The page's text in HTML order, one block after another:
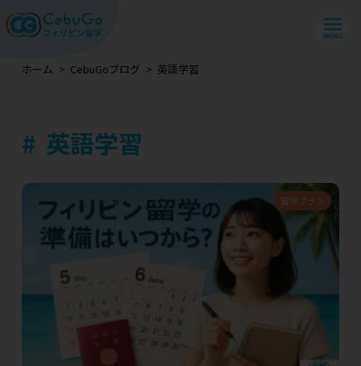
ホーム CebuGoブログ 英語学習
英語学習
留学プラン